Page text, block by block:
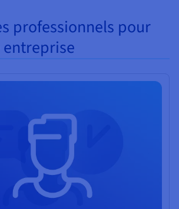
professionnels pour